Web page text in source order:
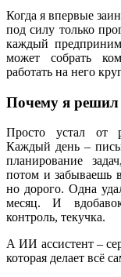
Когда я впервые
под силу только
каждый
может собрать
работать на него
Почему я решил
Просто устал от
Каждый день –
планирование
потом и забываешь
но дорого. Одна
месяц. И
контроль, текучка.
А ИИ ассистент –
которая делает всё